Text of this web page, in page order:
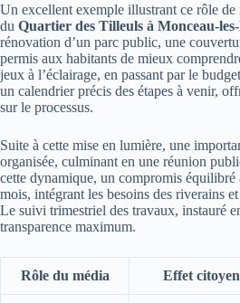
Un excellent exemple illustrant ce rôle de
du Quartier des Tilleuls à Monceau-
rénovation d’un parc public, une
permis aux habitants de mieux
jeux à l’éclairage, en passant par le
un calendrier précis des étapes à venir,
sur le processus.
Suite à cette mise en lumière, une
organisée, culminant en une réunion
cette dynamique, un compromis équilibré
mois, intégrant les besoins des riverains
Le suivi trimestriel des travaux, instauré
transparence maximum.
Rôle du média Effet citoyen